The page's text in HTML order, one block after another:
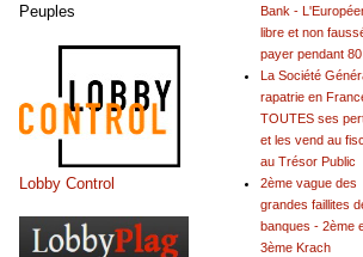
Bank -
libre et non
payer pendant
La Société
rapatrie en
TOUTES ses
et les vend au
au Trésor Public
2ème vague des
grandes faillites
banques - 2ème
3ème Krach
Peuples
Lobby Control